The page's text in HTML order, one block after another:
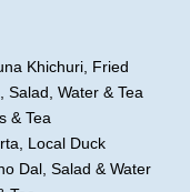
Khichuri, Fried
Salad, Water & Tea
& Tea
Local Duck
Dal, Salad & Water